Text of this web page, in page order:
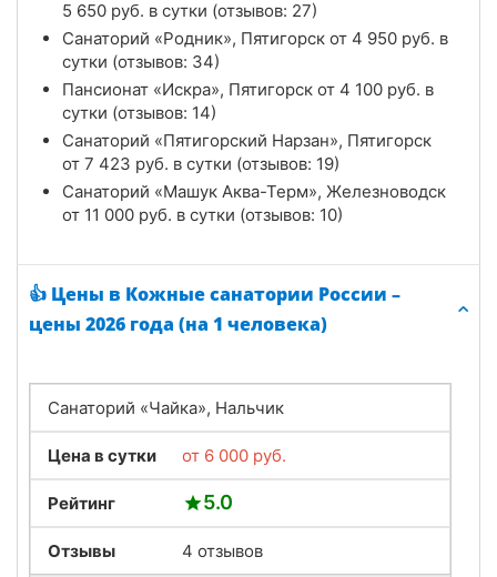
5 650 руб. в сутки (отзывов: 27)
Санаторий «Родник», Пятигорск от 4 950 руб. в
сутки (отзывов: 34)
Пансионат «Искра», Пятигорск от 4 100 руб. в
сутки (отзывов: 14)
Санаторий «Пятигорский Нарзан», Пятигорск
от 7 423 руб. в сутки (отзывов: 19)
Санаторий «Машук Аква-Терм», Железноводск
от 11 000 руб. в сутки (отзывов: 10)
👍 Цены в Кожные санатории России –
цены 2026 года (на 1 человека)
Санаторий «Чайка», Нальчик
Цена в сутки от 6 000 руб.
Рейтинг 5.0
Отзывы 4 отзывов